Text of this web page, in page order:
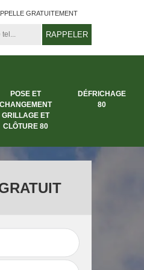
GRATUITEMENT
POSE ET
CHANGEMENT
GRILLAGE ET
CLÔTURE 80
DÉFRICHAGE
80
Entreprise de
jardinage 80